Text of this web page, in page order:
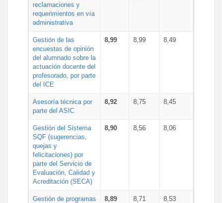
reclamaciones y
requerimientos en vía
administrativa
Gestión de las
encuestas de opinión
del alumnado sobre la
actuación docente del
profesorado, por parte
del ICE
8,99 8,99 8,49
Asesoría técnica por
parte del ASIC
8,92 8,75 8,45
Gestión del Sistema
SQF (sugerencias,
quejas y
felicitaciones) por
parte del Servicio de
Evaluación, Calidad y
Acreditación (SECA)
8,90 8,56 8,06
Gestión de programas
8,89 8,71 8,53